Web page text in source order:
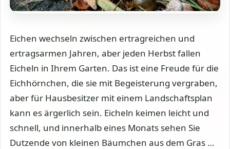
Eichen wechseln zwischen ertragreichen und
ertragsarmen Jahren, aber jeden Herbst fallen
Eicheln in Ihrem Garten. Das ist eine Freude für die
Eichhörnchen, die sie mit Begeisterung vergraben,
aber für Hausbesitzer mit einem Landschaftsplan
kann es ärgerlich sein. Eicheln keimen leicht und
schnell, und innerhalb eines Monats sehen Sie
Dutzende von kleinen Bäumchen aus dem Gras …